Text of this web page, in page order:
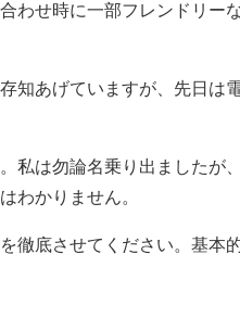
わせ時に一部フレンドリー
知あげていますが、先日は
私は勿論名乗り出ましたが
わかりません。
徹底させてください。基本